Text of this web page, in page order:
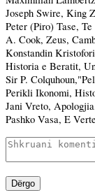
Joseph Swire, King
Peter (Piro) Tase,
A. Cook, Zeus,
Konstandin
Historia e Beratit,
Sir P.
Perikli Ikonomi,
Jani Vreto,
Pashko Vasa, E
Dërgo